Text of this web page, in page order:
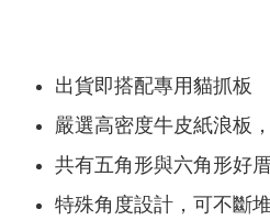
出貨即搭配專用貓抓板
嚴選高密度牛皮紙浪板
共有五角形與六角形好
特殊角度設計，可不斷